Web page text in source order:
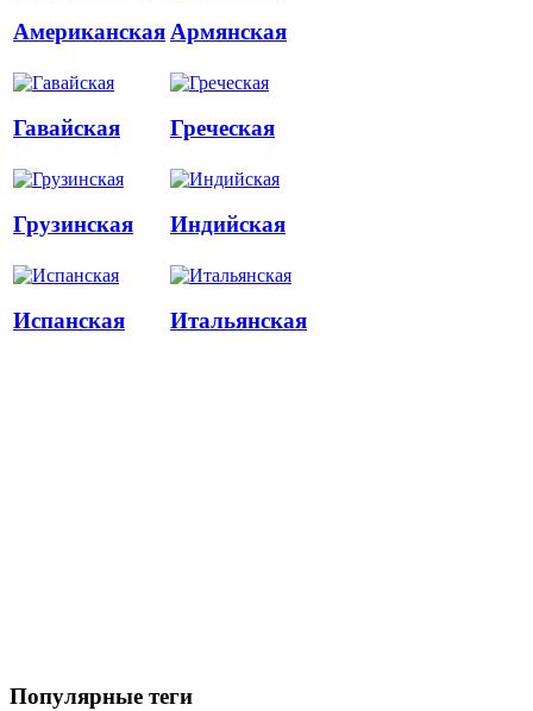
АмериканскаяАрмянская
Гавайская Греческая
Грузинская Индийская
Испанская Итальянская
Популярные теги